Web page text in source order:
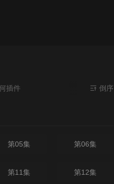
倒序
第05集 第06集
第11集 第12集